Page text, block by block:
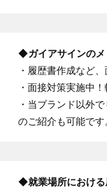
◆ガイアサインのメ
・履歴書作成など
・面接対策実施中
・当ブランド以外
のご紹介も可能です
◆就業場所における